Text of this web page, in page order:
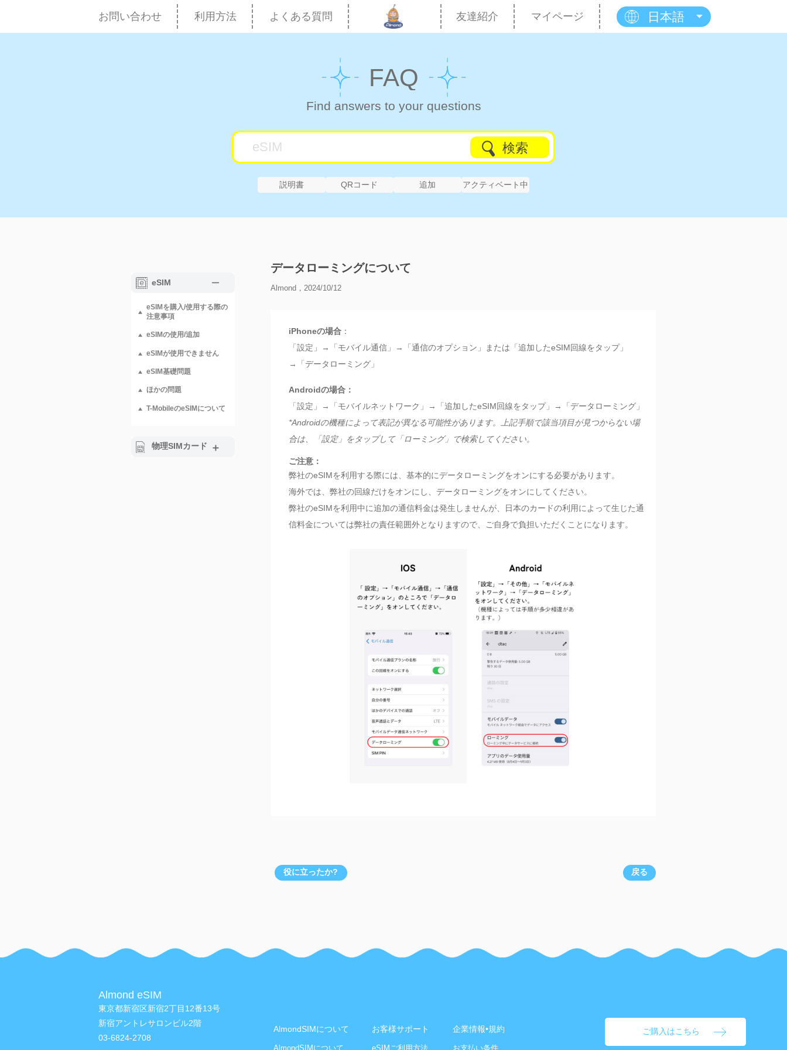
お問い合わせ 利用方法 よくある質問 友達紹介 マイページ 日本語
FAQ
Find answers to your questions
検索
説明書 QRコード 追加 アクティベート中
eSIM
eSIMを購入/使用する際の
注意事項
eSIMの使用/追加
eSIMが使用できません
eSIM基礎問題
ほかの問題
T-MobileのeSIMについて
物理SIMカード
データローミングについて
Almond，2024/10/12
iPhoneの場合：
「設定」→「モバイル通信」→「通信のオプション」または「追加したeSIM回線をタップ」
→「データローミング」
Androidの場合：
「設定」→「モバイルネットワーク」→「追加したeSIM回線をタップ」→「データローミング」
*Androidの機種によって表記が異なる可能性があります。上記手順で該当項目が見つからない場
合は、「設定」をタップして「ローミング」で検索してください。
ご注意：
弊社のeSIMを利用する際には、基本的にデータローミングをオンにする必要があります。
海外では、弊社の回線だけをオンにし、データローミングをオンにしてください。
弊社のeSIMを利用中に追加の通信料金は発生しませんが、日本のカードの利用によって生じた通
信料金については弊社の責任範囲外となりますので、ご自身で負担いただくことになります。
役に立ったか? 戻る
Almond eSIM
東京都新宿区新宿2丁目12番13号
新宿アントレサロンビル2階
03-6824-2708
AlmondSIMについて
AlmondSIMについて
お客様サポート
eSIMご利用方法
企業情報•規約
お支払い条件
ご購入はこちら